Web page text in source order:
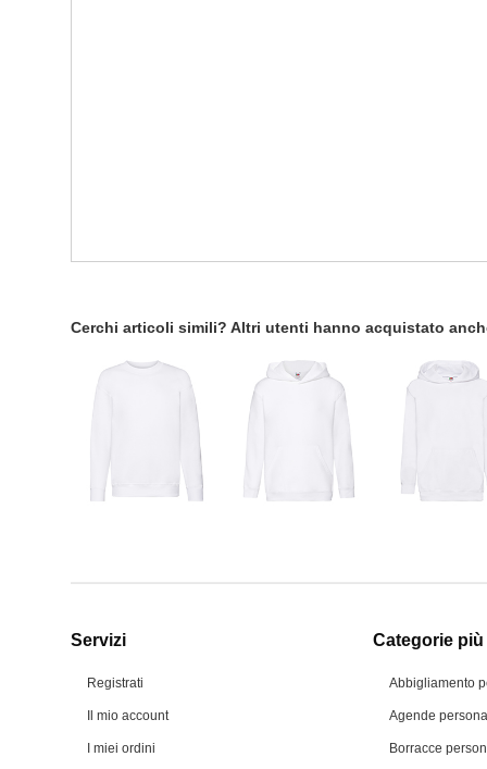
Cerchi articoli simili? Altri utenti hanno acquistato
Servizi
Registrati
Il mio account
I miei ordini
Categorie
Abbigliamento
Agende
Borracce